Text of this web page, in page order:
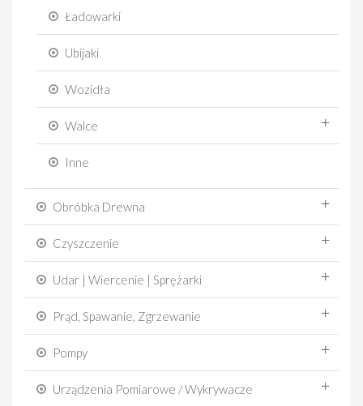
Ładowarki
Ubijaki
Wozidła
Walce
Inne
Obróbka Drewna
Czyszczenie
Udar | Wiercenie | Sprężarki
Prąd, Spawanie, Zgrzewanie
Pompy
Urządzenia Pomiarowe / Wykrywacze